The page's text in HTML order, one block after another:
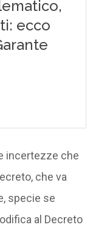
incertezze che
che va
specie se
al Decreto